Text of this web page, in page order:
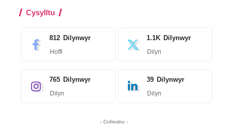
Cysylltu
812 Dilynwyr
Hoffi
1.1K Dilynwyr
Dilyn
765 Dilynwyr
Dilyn
39 Dilynwyr
Dilyn
- Cofrestru -